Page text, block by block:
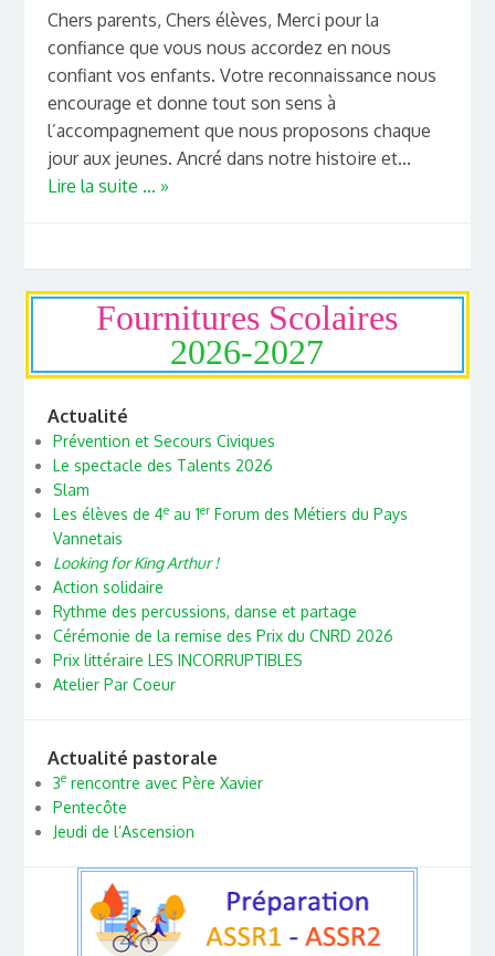
Chers parents, Chers élèves, Merci pour la
confiance que vous nous accordez en nous
confiant vos enfants. Votre reconnaissance nous
encourage et donne tout son sens à
l’accompagnement que nous proposons chaque
jour aux jeunes. Ancré dans notre histoire et...
Lire la suite ... »
Fournitures Scolaires
2026-2027
Actualité
Prévention et Secours Civiques
Le spectacle des Talents 2026
Slam
Les élèves de 4eau 1erForum des Métiers du Pays
Vannetais
Looking for King Arthur !
Action solidaire
Rythme des percussions, danse et partage
Cérémonie de la remise des Prix du CNRD 2026
Prix littéraire LES INCORRUPTIBLES
Atelier Par Coeur
Actualité pastorale
3erencontre avec Père Xavier
Pentecôte
Jeudi de l’Ascension